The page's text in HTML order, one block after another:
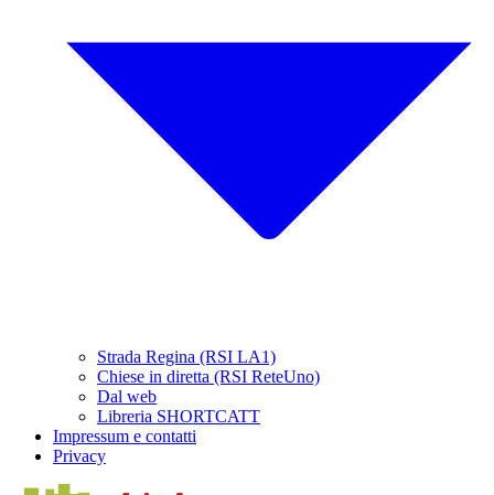
Strada Regina (RSI LA1)
Chiese in diretta (RSI ReteUno)
Dal web
Libreria SHORTCATT
Impressum e contatti
Privacy